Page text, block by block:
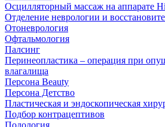
Осцилляторный массаж на аппарате
Отделение неврологии и
Отоневрология
Офтальмология
Палсинг
Перинеопластика – операция при
влагалища
Персона Beauty
Персона Детство
Пластическая и эндоскопическая
Подбор контрацептивов
Подология